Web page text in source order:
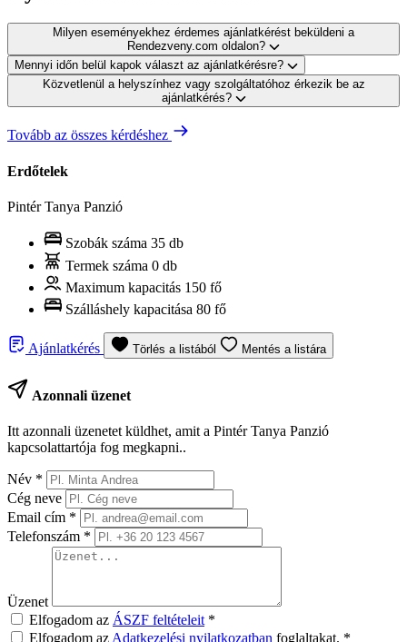
Milyen eseményekhez érdemes ajánlatkérést beküldeni a
Rendezveny.com oldalon?
Mennyi időn belül kapok választ az ajánlatkérésre?
Közvetlenül a helyszínhez vagy szolgáltatóhoz érkezik be az
ajánlatkérés?
Tovább az összes kérdéshez
Erdőtelek
Pintér Tanya Panzió
Szobák száma 35 db
Termek száma 0 db
Maximum kapacitás 150 fő
Szálláshely kapacitása 80 fő
Ajánlatkérés Törlés a listából Mentés a listára
Azonnali üzenet
Itt azonnali üzenetet küldhet, amit a Pintér Tanya Panzió
kapcsolattartója fog megkapni..
Név *
Cég neve
Email cím *
Telefonszám *
Üzenet
Elfogadom az ÁSZF feltételeit *
Elfogadom azAdatkezelési nyilatkozatban foglaltakat. *